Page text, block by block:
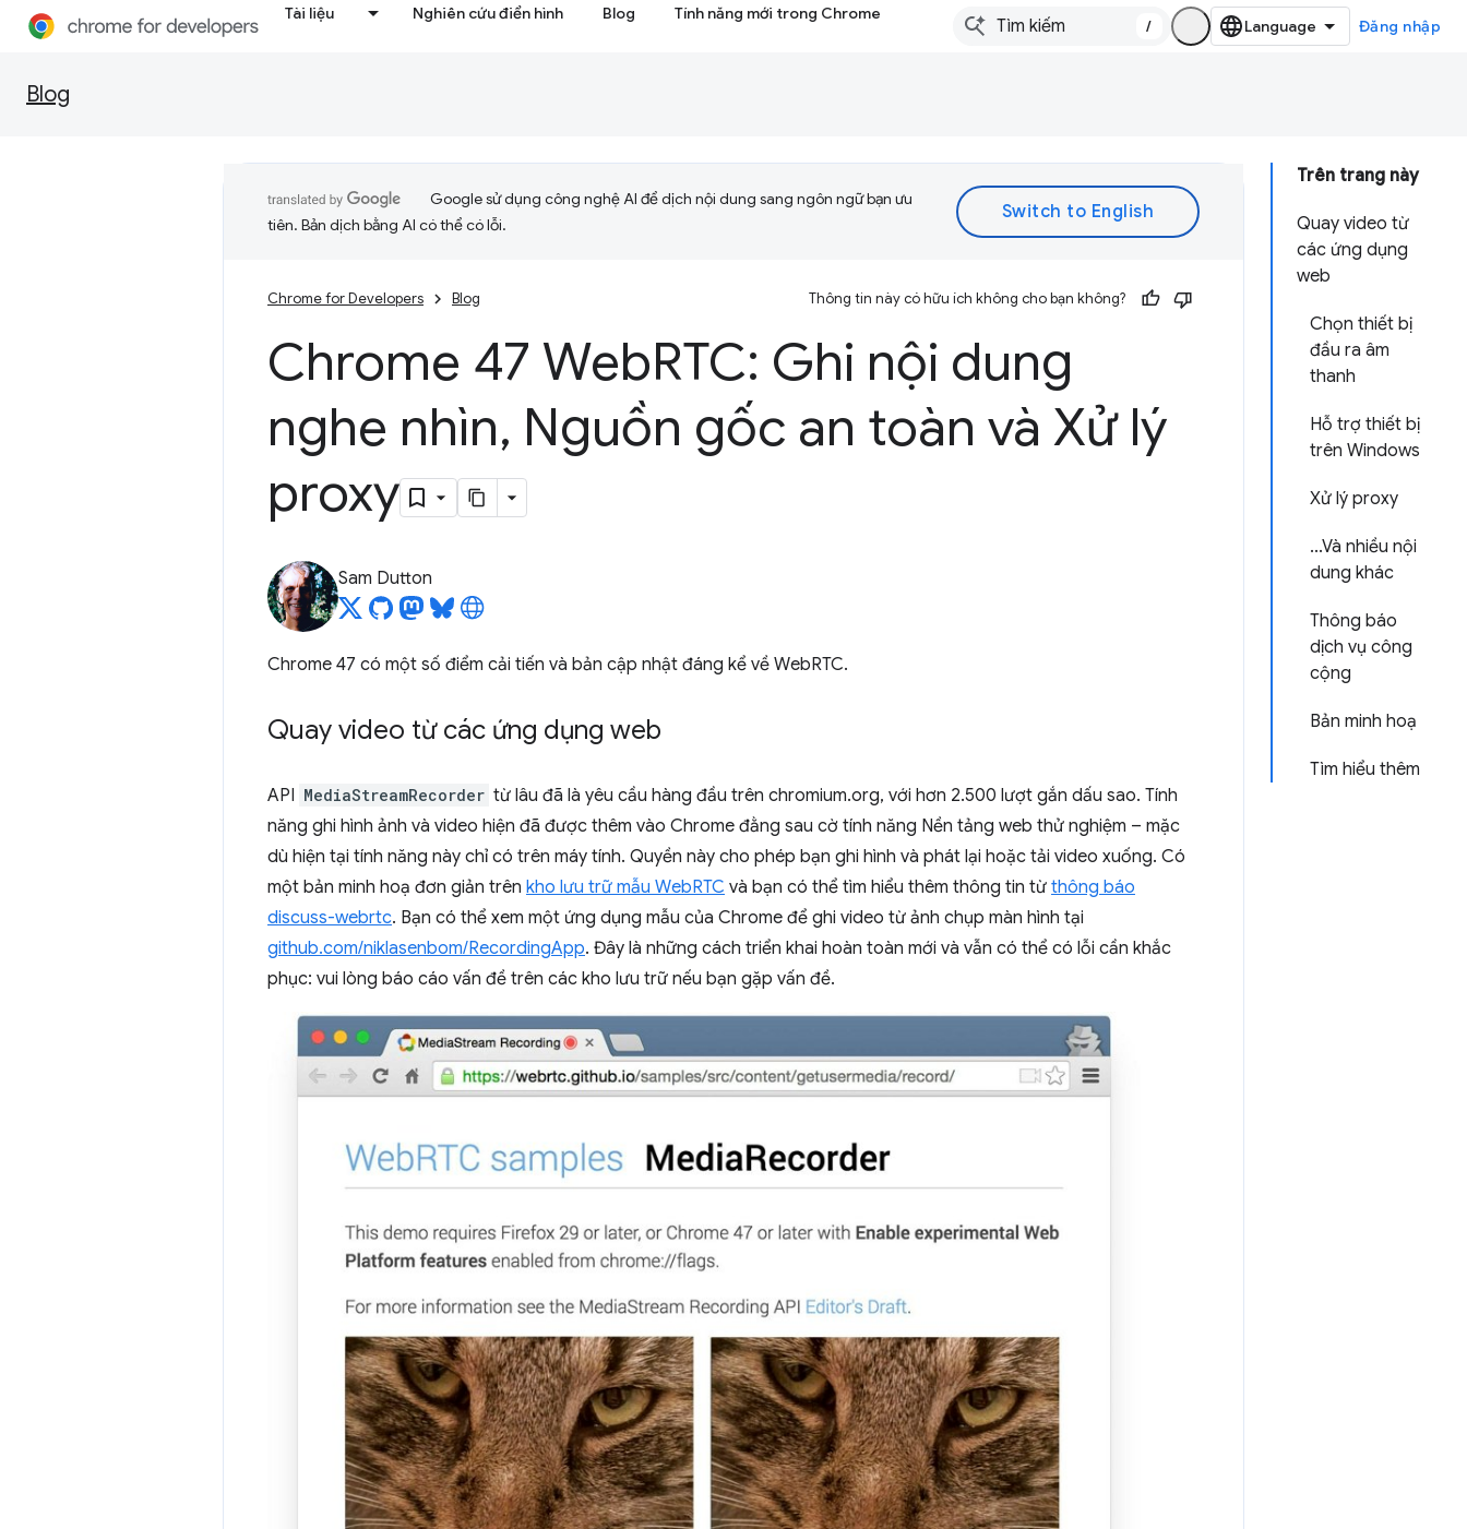
Tài liệu Nghiên cứu điển hình Blog Tính năng mới trong Chrome
/ Đăng nhập
Blog
Trên trang này
Quay video từ
các ứng dụng
web
Chọn thiết bị
đầu ra âm
thanh
Hỗ trợ thiết bị
trên Windows
Xử lý proxy
...Và nhiều nội
dung khác
Thông báo
dịch vụ công
cộng
Bản minh hoạ
Tìm hiểu thêm
Google sử dụng công nghệ AI để dịch nội dung sang ngôn ngữ bạn ưu
tiên. Bản dịch bằng AI có thể có lỗi.
Chrome for Developers Blog Thông tin này có hữu ích không cho bạn không?
Chrome 47 WebRTC: Ghi nội dung
nghe nhìn, Nguồn gốc an toàn và Xử lý
proxy
Sam Dutton
Chrome 47 có một số điểm cải tiến và bản cập nhật đáng kể về WebRTC.
Quay video từ các ứng dụng web
API MediaStreamRecorder từ lâu đã là yêu cầu hàng đầu trên chromium.org, với hơn 2.500 lượt gắn dấu sao. Tính
năng ghi hình ảnh và video hiện đã được thêm vào Chrome đằng sau cờ tính năng Nền tảng web thử nghiệm – mặc
dù hiện tại tính năng này chỉ có trên máy tính. Quyền này cho phép bạn ghi hình và phát lại hoặc tải video xuống. Có
một bản minh hoạ đơn giản trên kho lưu trữ mẫu WebRTC và bạn có thể tìm hiểu thêm thông tin từ thông báo
discuss-webrtc. Bạn có thể xem một ứng dụng mẫu của Chrome để ghi video từ ảnh chụp màn hình tại
github.com/niklasenbom/RecordingApp. Đây là những cách triển khai hoàn toàn mới và vẫn có thể có lỗi cần khắc
phục: vui lòng báo cáo vấn đề trên các kho lưu trữ nếu bạn gặp vấn đề.